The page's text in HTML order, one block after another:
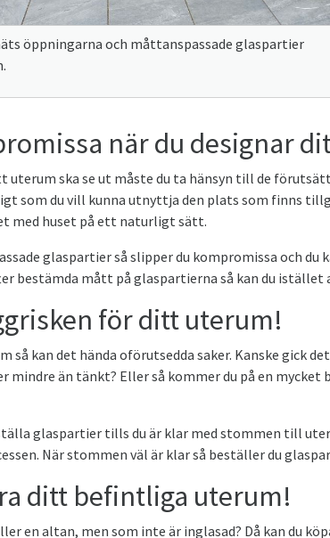
öppningarna och måttanspassade glaspartier
när du designar
uterum ska se ut måste du ta hänsyn till de
som du vill kunna utnyttja den plats som finns
med huset på ett naturligt sätt.
glaspartier så slipper du kompromissa och
bestämda mått på glaspartierna så kan du istället
för ditt uterum!
så kan det hända oförutsedda saker. Kanske gick
än tänkt? Eller så kommer du på en
glaspartier tills du är klar med stommen till
När stommen väl är klar så beställer du
ditt befintliga uterum!
en altan, men som inte är inglasad? Då kan du